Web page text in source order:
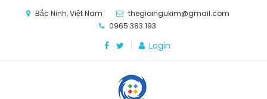
Bắc Ninh, Việt Nam
thegioingukim@gmail.com
0965.383.193
Login